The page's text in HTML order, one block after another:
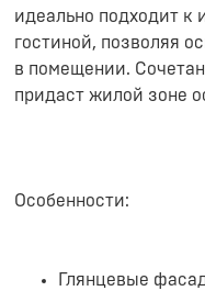
идеально подходит к
гостиной, позволяя
в помещении.
придаст жилой зоне
Особенности:
Глянцевые